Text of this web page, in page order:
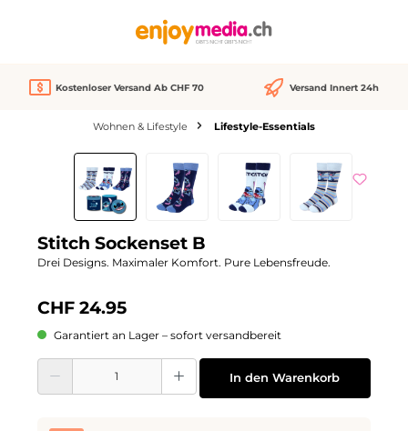
Kostenloser Versand Ab CHF 70 Versand Innert 24h
Wohnen & Lifestyle Lifestyle-Essentials
Bildergalerie überspringen
Stitch Sockenset B
Drei Designs. Maximaler Komfort. Pure Lebensfreude.
CHF 24.95
Garantiert an Lager – sofort versandbereit
Produkt Anzahl: Gib den gewünschten Wert ein oder benutze die
In den Warenkorb